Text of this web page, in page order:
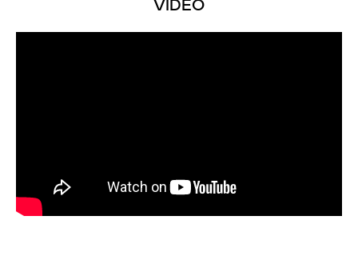
VIDÉO